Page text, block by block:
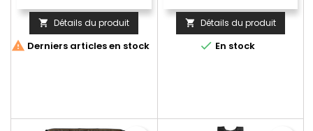
amovible. Isolation pour plus
de chaleur et de confort
Tissu double couche
imperméable avec coutures
 Détails du produit
 Derniers articles en stock
 Détails du produit
 En stock